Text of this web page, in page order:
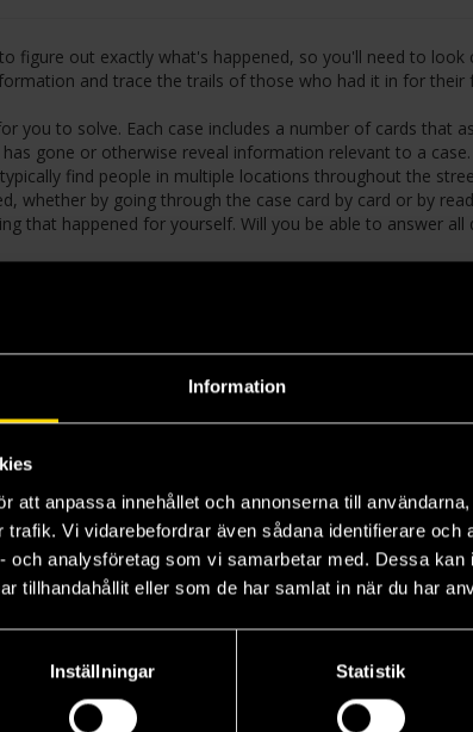
Information
att anpassa innehållet och annonserna till
Vi vidarebefordrar även sådana identifierare och
och analysföretag som vi samarbetar med. Dessa
tillhandahållit eller som de har samlat in när du har
Inställningar Statistik
figure out exactly what's happened, so you'll need to look
and trace the trails of those who had it in for their
you to solve. Each case includes a number of cards that
gone or otherwise reveal information relevant to a
find people in multiple locations throughout the
whether by going through the case card by card or by
that happened for yourself. Will you be able to answer all
each case with symbols so that parents can decide